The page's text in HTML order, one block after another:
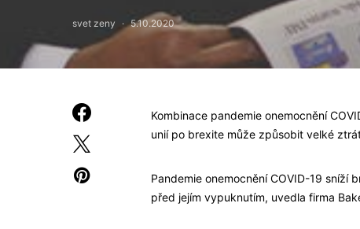
svet zeny 5.10.2020
Kombinace pandemie onemocnění
unií po brexite může způsobit velké
Pandemie onemocnění COVID-19 sníží
před jejím vypuknutím, uvedla firma